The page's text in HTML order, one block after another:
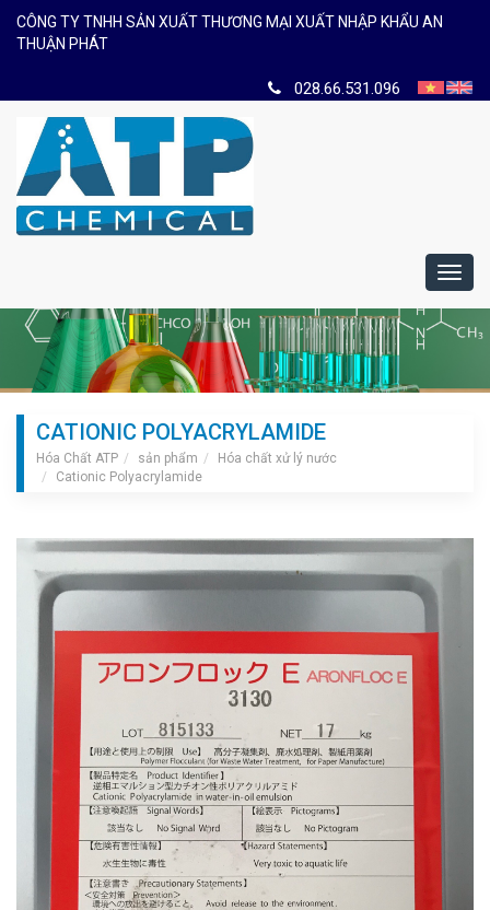
CÔNG TY TNHH SẢN XUẤT THƯƠNG MẠI XUẤT NHẬP KHẨU AN
THUẬN PHÁT
028.66.531.096
CATIONIC POLYACRYLAMIDE
Hóa Chất ATP sản phẩm
Hóa chất xử lý nước
Cationic Polyacrylamide